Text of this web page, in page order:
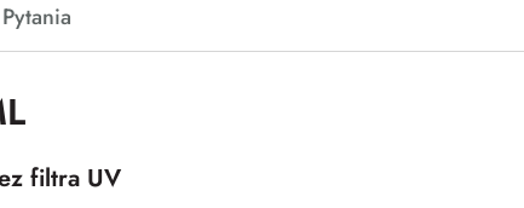
Pytania
filtra UV